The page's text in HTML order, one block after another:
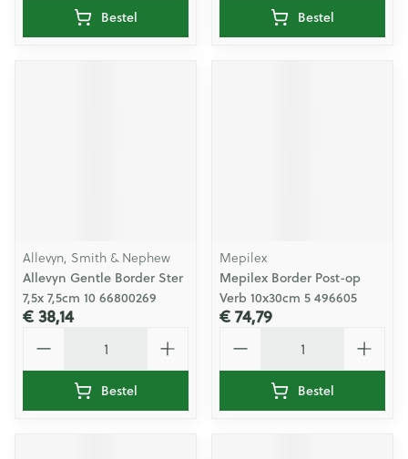
Bestel Bestel
Allevyn, Smith & Nephew
Allevyn Gentle Border Ster
7,5x 7,5cm 10 66800269
€ 38,14
Bestel
Mepilex
Mepilex Border Post-op
Verb 10x30cm 5 496605
€ 74,79
Bestel